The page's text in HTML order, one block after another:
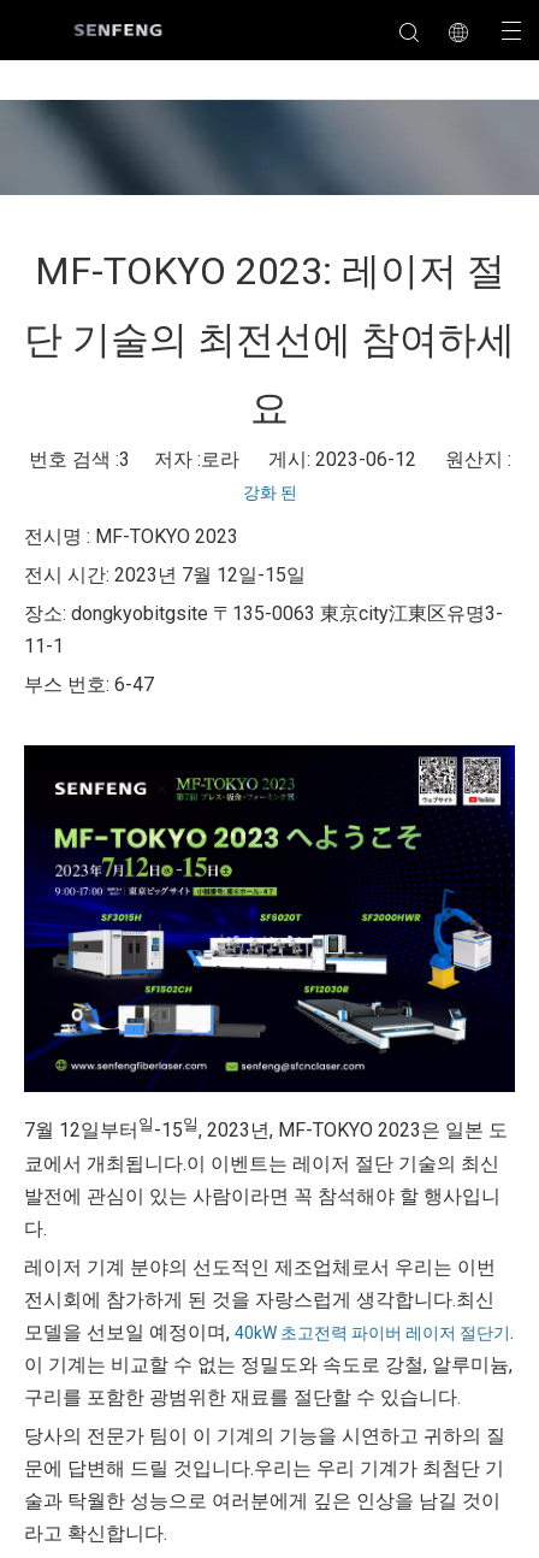
MF-TOKYO 2023: 레이저 절
단 기술의 최전선에 참여하세
요
번호 검색 :3 저자 :로라 게시: 2023-06-12 원산지 :
강화 된
전시명 : MF-TOKYO 2023
전시 시간: 2023년 7월 12일-15일
장소: dongkyobitgsite 〒135-0063 東京city江東区유명3-
11-1
부스 번호: 6-47
7월 12일부터 일 -15일, 2023년, MF-TOKYO 2023은 일본 도
쿄에서 개최됩니다.이 이벤트는 레이저 절단 기술의 최신
발전에 관심이 있는 사람이라면 꼭 참석해야 할 행사입니
다.
레이저 기계 분야의 선도적인 제조업체로서 우리는 이번
전시회에 참가하게 된 것을 자랑스럽게 생각합니다.최신
모델을 선보일 예정이며, 40kW 초고전력 파이버 레이저 절단기.
이 기계는 비교할 수 없는 정밀도와 속도로 강철, 알루미늄,
구리를 포함한 광범위한 재료를 절단할 수 있습니다.
당사의 전문가 팀이 이 기계의 기능을 시연하고 귀하의 질
문에 답변해 드릴 것입니다.우리는 우리 기계가 최첨단 기
술과 탁월한 성능으로 여러분에게 깊은 인상을 남길 것이
라고 확신합니다.